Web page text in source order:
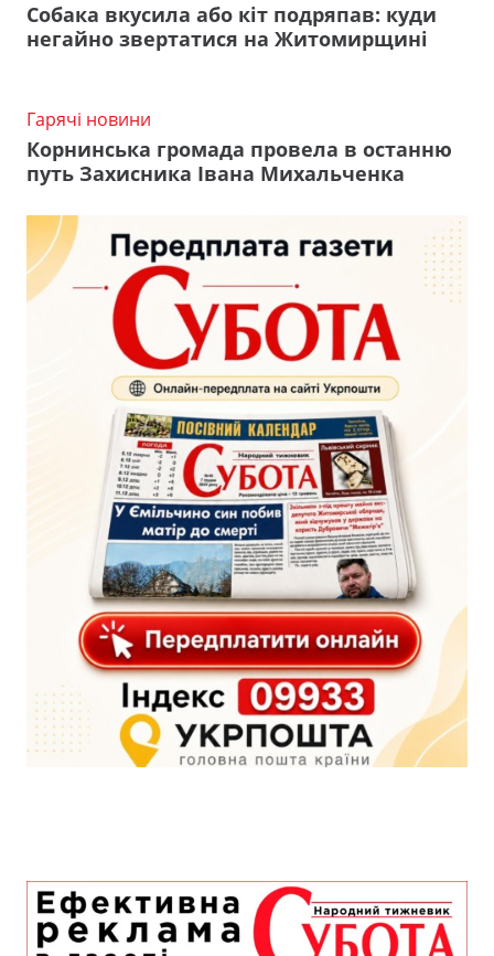
Собака вкусила або кіт подряпав: куди
негайно звертатися на Житомирщині
Гарячі новини
Корнинська громада провела в останню
путь Захисника Івана Михальченка